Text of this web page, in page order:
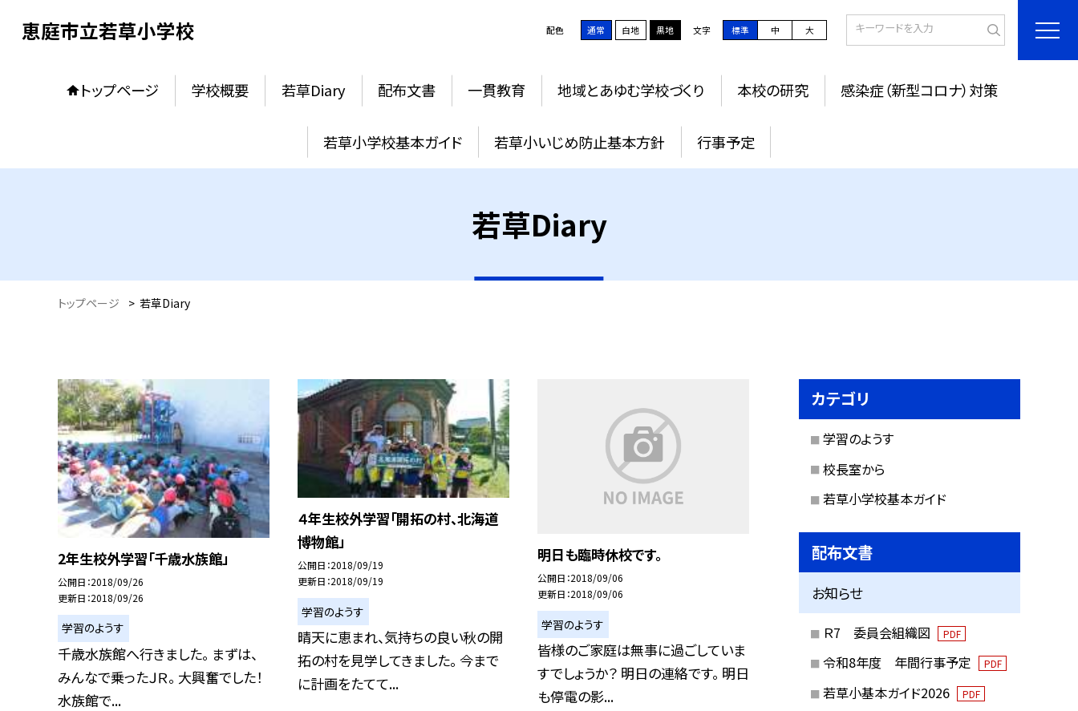
恵庭市立若草小学校 配色 通常 白地 黒地 文字 標準 中 大
トップページ 学校概要 若草Diary 配布文書 一貫教育 地域とあゆむ学校づくり 本校の研究 感染症（新型コロナ）対策
若草小学校基本ガイド 若草小いじめ防止基本方針 行事予定
若草Diary
トップページ > 若草Diary
2年生校外学習「千歳水族館」
公開日 2018/09/26
更新日 2018/09/26
学習のようす
千歳水族館へ行きました。 まずは、
みんなで乗ったＪＲ。 大興奮でした！
水族館で...
４年生校外学習「開拓の村、北海道
博物館」
公開日 2018/09/19
更新日 2018/09/19
学習のようす
晴天に恵まれ、気持ちの良い秋の開
拓の村を見学してきました。 今まで
に計画をたてて...
明日も臨時休校です。
公開日 2018/09/06
更新日 2018/09/06
学習のようす
皆様のご家庭は無事に過ごしていま
すでしょうか？ 明日の連絡です。 明日
も停電の影...
カテゴリ
学習のようす
校長室から
若草小学校基本ガイド
配布文書
お知らせ
Ｒ7 委員会組織図 PDF
令和8年度 年間行事予定 PDF
若草小基本ガイド2026 PDF